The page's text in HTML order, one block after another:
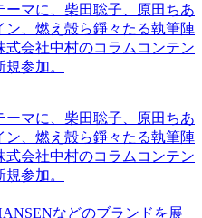
ーマに、柴田聡子、原田ちあ
ン、燃え殻ら錚々たる執筆陣
会社中村のコラムコンテン
参加。
ーマに、柴田聡子、原田ちあ
ン、燃え殻ら錚々たる執筆陣
会社中村のコラムコンテン
参加。
などのブランドを展